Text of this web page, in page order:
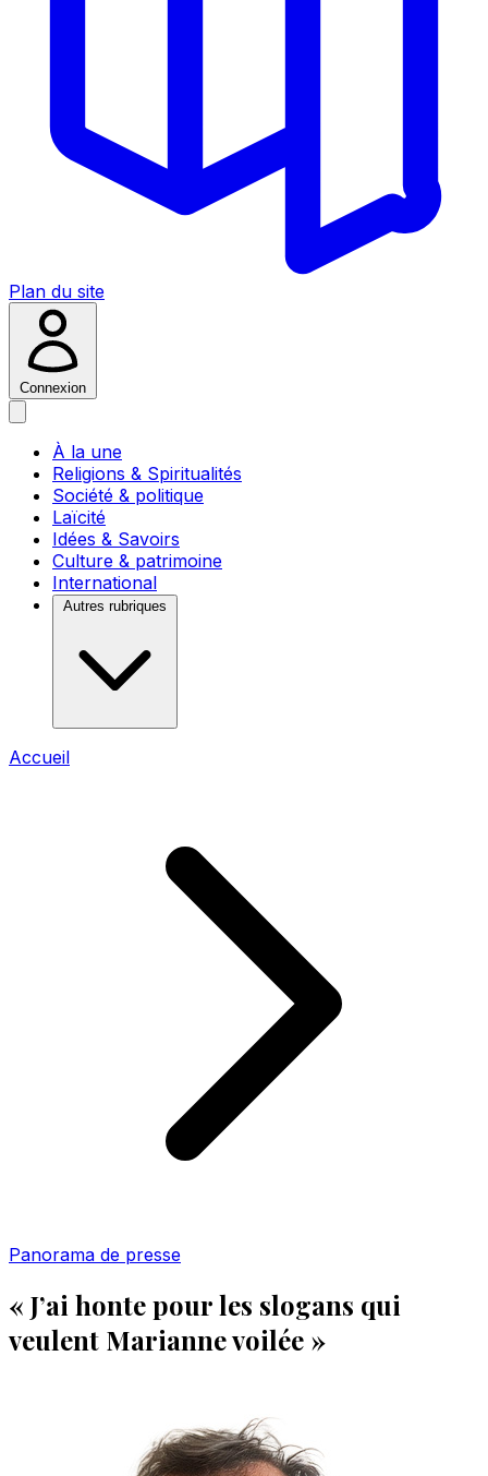
Plan du site
Connexion
À la une
Religions & Spiritualités
Société & politique
Laïcité
Idées & Savoirs
Culture & patrimoine
International
Autres rubriques
Accueil
Panorama de presse
« J’ai honte pour les slogans qui
veulent Marianne voilée »